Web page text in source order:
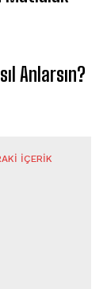
Anlarsın?
İÇERIK